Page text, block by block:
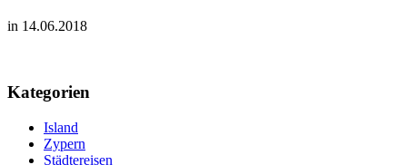
in 14.06.2018
Kategorien
Island
Zypern
Städtereisen